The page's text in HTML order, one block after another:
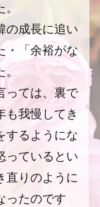
の成長に追い
・「余裕がな
っては、裏で
も我慢してき
するようにな
っているとい
直りのように
ったのです